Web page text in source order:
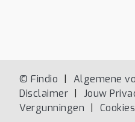
© Findio
Algemene
Disclaimer
Jouw
Vergunningen
Cookies